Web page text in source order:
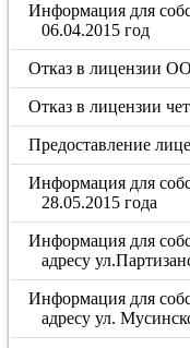
Информация для
06.04.2015 год
Отказ в лицензии
Отказ в лицензии
Предоставление
Информация для
28.05.2015 года
Информация для
адресу
Информация для
адресу ул.